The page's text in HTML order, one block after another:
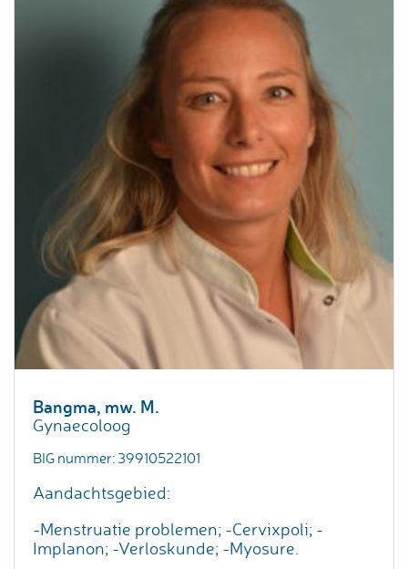
Bangma, mw. M.
Gynaecoloog
BIG nummer: 39910522101
Aandachtsgebied:
-Menstruatie problemen; -Cervixpoli; -
Implanon; -Verloskunde; -Myosure.